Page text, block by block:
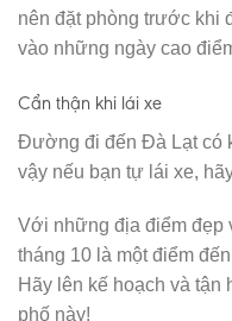
nên đặt phòng trước khi
vào những ngày cao
Cẩn thận khi lái xe
Đường đi đến Đà Lạt có
vậy nếu bạn tự lái xe,
Với những địa điểm đẹp
tháng 10 là một điểm
Hãy lên kế hoạch và
phố này!